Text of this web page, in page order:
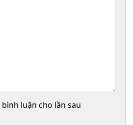
luận cho lần sau